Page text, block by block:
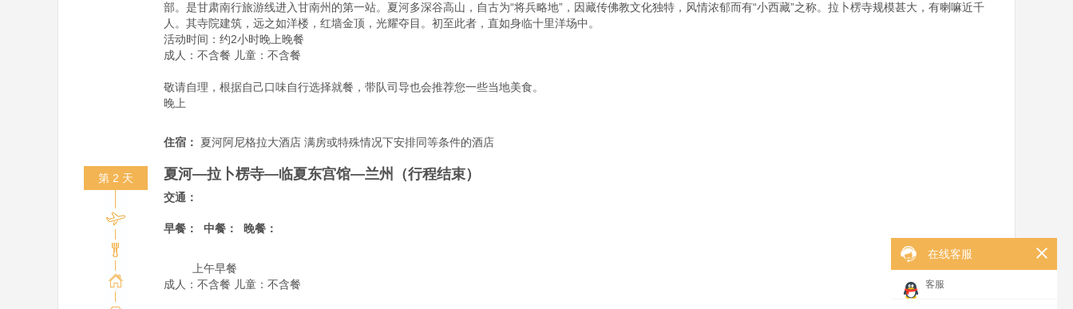
部。是甘肃南行旅游线进入甘南州的第一站。夏河多深谷高山，自古为“将兵略地”，因藏传佛教文化独特，风情浓郁而有“小西藏”之称。拉卜楞寺规模甚大，有喇嘛近千
人。其寺院建筑，远之如洋楼，红墙金顶，光耀夺目。初至此者，直如身临十里洋场中。
活动时间：约2小时晚上晚餐
成人：不含餐 儿童：不含餐
敬请自理，根据自己口味自行选择就餐，带队司导也会推荐您一些当地美食。
晚上
住宿： 夏河阿尼格拉大酒店 满房或特殊情况下安排同等条件的酒店
第 2 天 夏河—拉卜楞寺—临夏东宫馆—兰州（行程结束）
交通：
早餐： 中餐： 晚餐：
成人：不含餐 儿童：不含餐
在线客服
客服